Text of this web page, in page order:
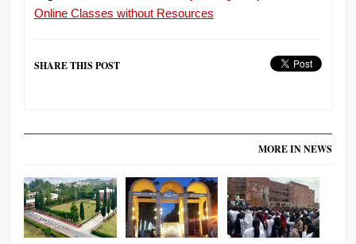
Online Classes without Resources
SHARE THIS POST
MORE IN NEWS